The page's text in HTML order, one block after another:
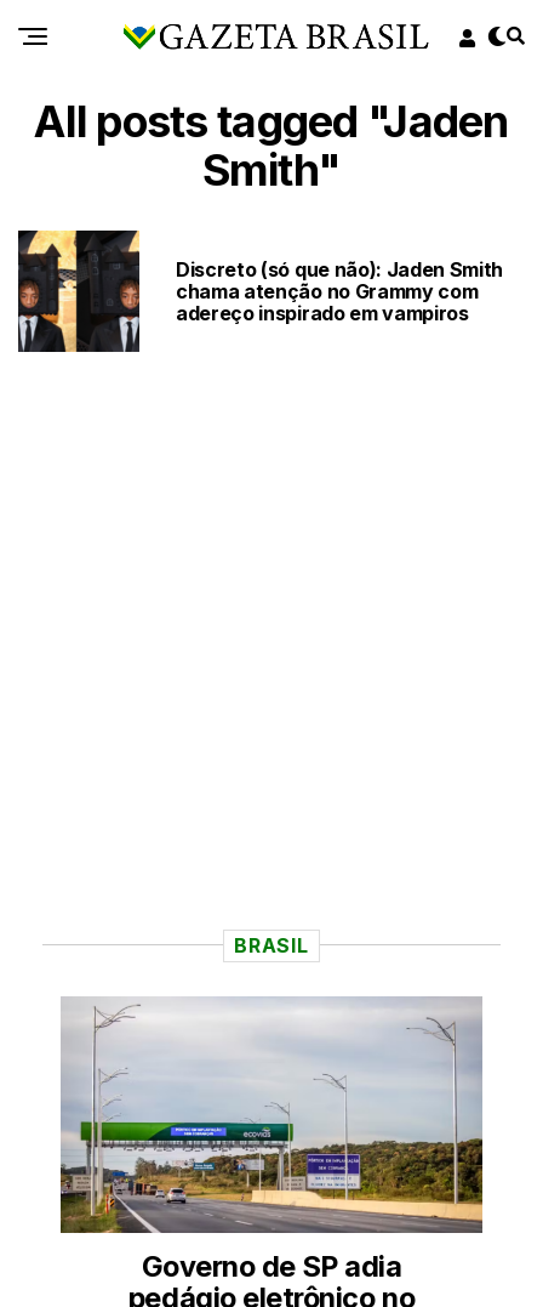
All posts tagged "Jaden
Smith"
Discreto (só que não): Jaden Smith
chama atenção no Grammy com
adereço inspirado em vampiros
BRASIL
Governo de SP adia
pedágio eletrônico no